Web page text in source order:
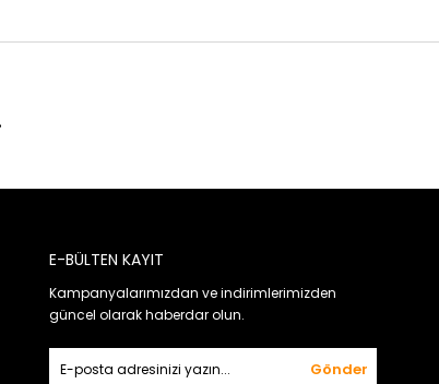
E-BÜLTEN KAYIT
Kampanyalarımızdan ve indirimlerimizden
güncel olarak haberdar olun.
Gönder